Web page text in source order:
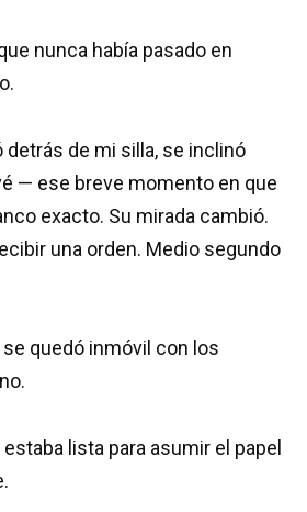
nunca había pasado en
detrás de mi silla, se inclinó
— ese breve momento en que
exacto. Su mirada cambió.
una orden. Medio segundo
quedó inmóvil con los
lista para asumir el papel